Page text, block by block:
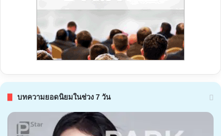
บทความยอดนิยมในช่วง 7 วัน